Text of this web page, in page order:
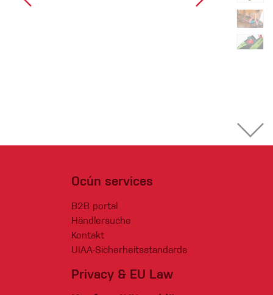
Ocún services
B2B portal
Händlersuche
Kontakt
UIAA-Sicherheitsstandards
Privacy & EU Law